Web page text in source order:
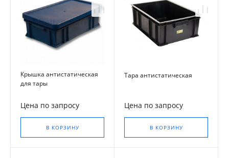
Крышка антистатическая
для тары
Цена по запросу
В КОРЗИНУ
Тара антистатическая
Цена по запросу
В КОРЗИНУ